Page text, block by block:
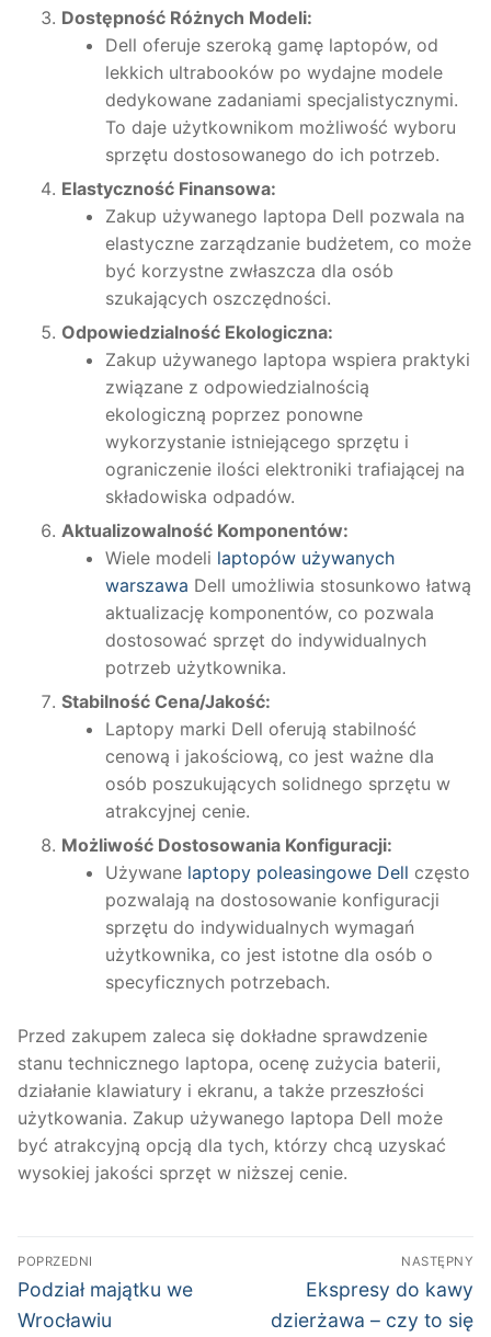
Dostępność Różnych Modeli:
Dell oferuje szeroką gamę laptopów, od
lekkich ultrabooków po wydajne modele
dedykowane zadaniami specjalistycznymi.
To daje użytkownikom możliwość wyboru
sprzętu dostosowanego do ich potrzeb.
Elastyczność Finansowa:
Zakup używanego laptopa Dell pozwala na
elastyczne zarządzanie budżetem, co może
być korzystne zwłaszcza dla osób
szukających oszczędności.
Odpowiedzialność Ekologiczna:
Zakup używanego laptopa wspiera praktyki
związane z odpowiedzialnością
ekologiczną poprzez ponowne
wykorzystanie istniejącego sprzętu i
ograniczenie ilości elektroniki trafiającej na
składowiska odpadów.
Aktualizowalność Komponentów:
Wiele modeli laptopów używanych
warszawa Dell umożliwia stosunkowo łatwą
aktualizację komponentów, co pozwala
dostosować sprzęt do indywidualnych
potrzeb użytkownika.
Stabilność Cena/Jakość:
Laptopy marki Dell oferują stabilność
cenową i jakościową, co jest ważne dla
osób poszukujących solidnego sprzętu w
atrakcyjnej cenie.
Możliwość Dostosowania Konfiguracji:
Używane laptopy poleasingowe Dell często
pozwalają na dostosowanie konfiguracji
sprzętu do indywidualnych wymagań
użytkownika, co jest istotne dla osób o
specyficznych potrzebach.
Przed zakupem zaleca się dokładne sprawdzenie
stanu technicznego laptopa, ocenę zużycia baterii,
działanie klawiatury i ekranu, a także przeszłości
użytkowania. Zakup używanego laptopa Dell może
być atrakcyjną opcją dla tych, którzy chcą uzyskać
wysokiej jakości sprzęt w niższej cenie.
Nawigacja
wpisu
POPRZEDNI
Poprzedni
wpis:
Podział majątku we
Wrocławiu
NASTĘPNY
Następny
wpis:
Ekspresy do kawy
dzierżawa – czy to się